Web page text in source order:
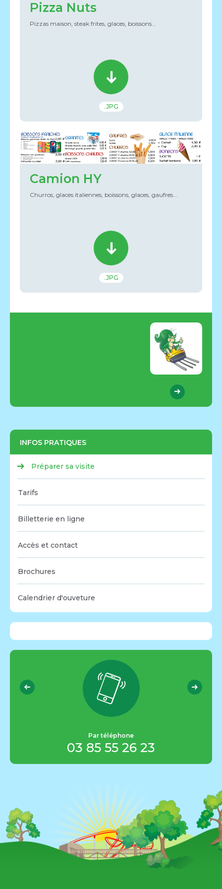
Pizza Nuts
Pizzas maison, steak frites, glaces, boissons...
.JPG
Camion HY
Churros, glaces italiennes, boissons, glaces, gaufres...
.JPG
INFOS PRATIQUES
Préparer sa visite
Tarifs
Billetterie en ligne
Accès et contact
Brochures
Calendrier d'ouveture
Par téléphone
03 85 55 26 23